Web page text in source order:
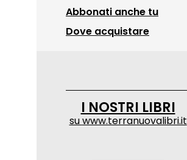
Abbonati anche tu
Dove acquistare
I NOSTRI LIBRI
suwww.terranuovalibri.it